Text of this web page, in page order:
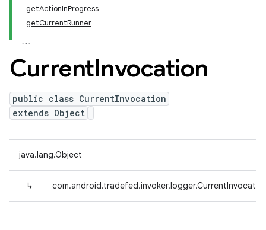
getActionInProgress
getCurrentRunner
CurrentInvocation
public class CurrentInvocation
extends Object
java.lang.Object
↳